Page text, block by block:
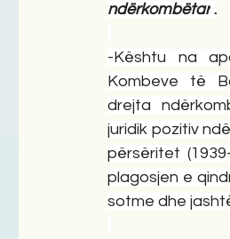
ndërkombëtar .
-Kështu na
Kombeve të
drejta
juridik pozitiv
përsëritet
plagosjen e
sotme dhe